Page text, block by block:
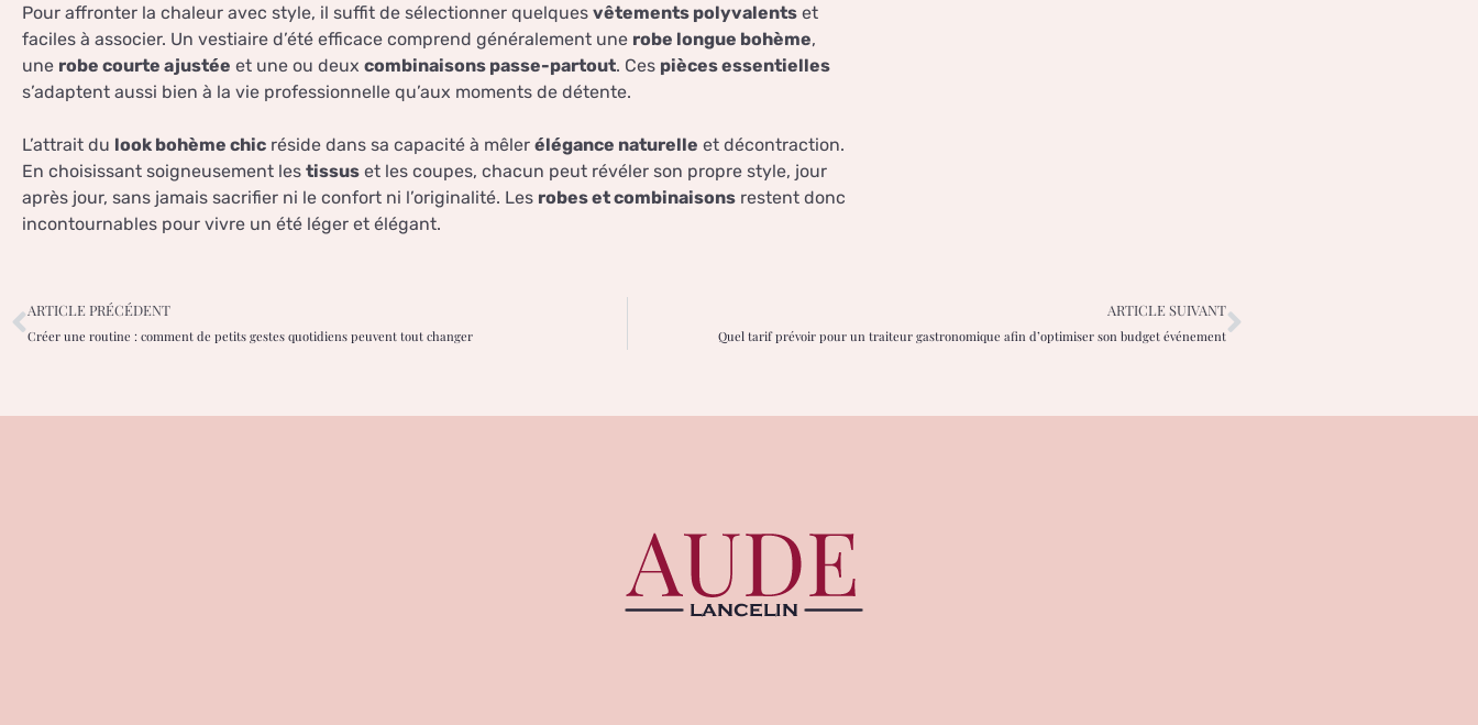
Pour affronter la chaleur avec style, il suffit de sélectionner quelques vêtements polyvalents et
faciles à associer. Un vestiaire d’été efficace comprend généralement une robe longue bohème,
une robe courte ajustée et une ou deux combinaisons passe-partout. Ces pièces essentielles
s’adaptent aussi bien à la vie professionnelle qu’aux moments de détente.
L’attrait du look bohème chic réside dans sa capacité à mêler élégance naturelle et décontraction.
En choisissant soigneusement les tissus et les coupes, chacun peut révéler son propre style, jour
après jour, sans jamais sacrifier ni le confort ni l’originalité. Les robes et combinaisons restent donc
incontournables pour vivre un été léger et élégant.
ARTICLE PRÉCÉDENT
Créer une routine : comment de petits gestes quotidiens peuvent tout changer
ARTICLE SUIVANT
Quel tarif prévoir pour un traiteur gastronomique afin d’optimiser son budget événement